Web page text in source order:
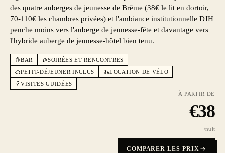
des quatre auberges de jeunesse de Brême (38€ le lit en dortoir,
70-110€ les chambres privées) et l'ambiance institutionnelle DJH
penche moins vers l'auberge de jeunesse-fête et davantage vers
l'hybride auberge de jeunesse-hôtel bien tenu.
BAR
SOIRÉES ET RENCONTRES
PETIT-DÉJEUNER INCLUS
LOCATION DE VÉLO
VISITES GUIDÉES
À PARTIR DE
€38
/nuit
COMPARER LES PRIX